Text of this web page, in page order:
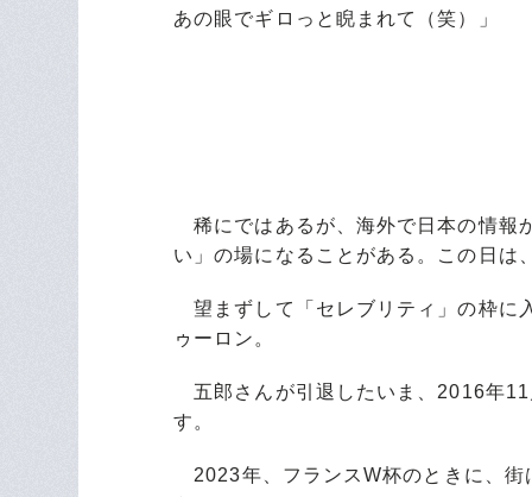
あの眼でギロっと睨まれて（笑）」
稀にではあるが、海外で日本の情報
い」の場になることがある。この日は
望まずして「セレブリティ」の枠に
ゥーロン。
五郎さんが引退したいま、2016年
す。
2023年、フランスW杯のときに、街